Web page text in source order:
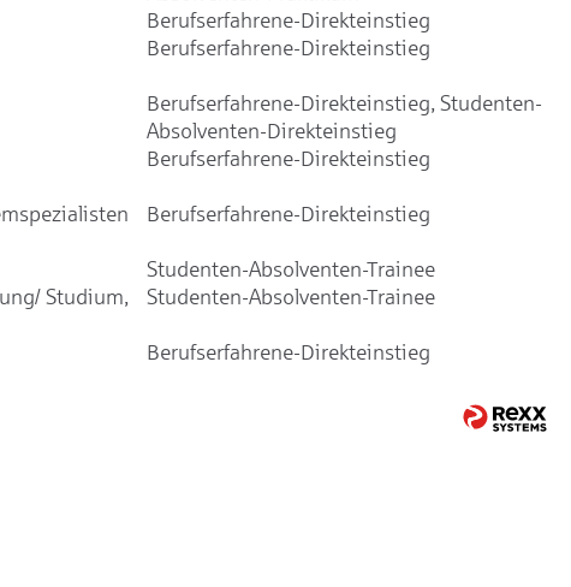
Berufserfahrene-Direkteinstieg
Berufserfahrene-Direkteinstieg
Berufserfahrene-Direkteinstieg, Studenten-
Absolventen-Direkteinstieg
Berufserfahrene-Direkteinstieg
Berufserfahrene-Direkteinstieg
Studenten-Absolventen-Trainee
Studium,
Studenten-Absolventen-Trainee
Berufserfahrene-Direkteinstieg